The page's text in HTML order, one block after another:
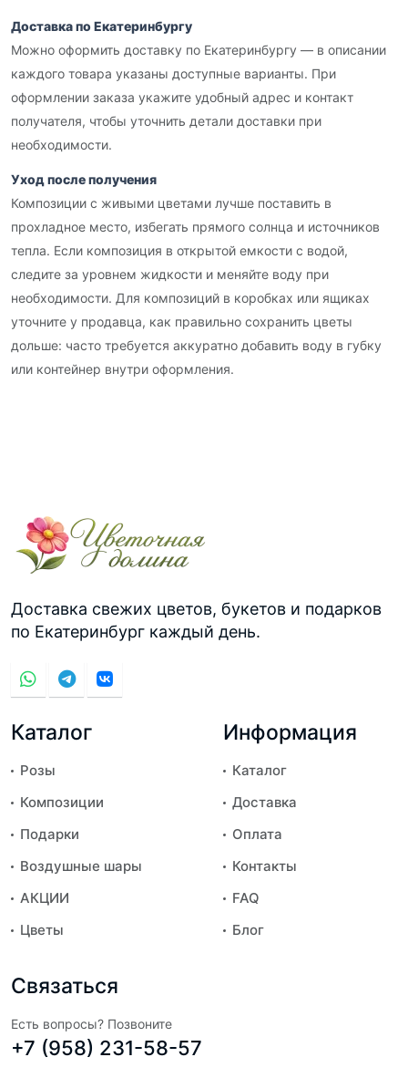
Доставка по Екатеринбургу
Можно оформить доставку по Екатеринбургу — в описании
каждого товара указаны доступные варианты. При
оформлении заказа укажите удобный адрес и контакт
получателя, чтобы уточнить детали доставки при
необходимости.
Уход после получения
Композиции с живыми цветами лучше поставить в
прохладное место, избегать прямого солнца и источников
тепла. Если композиция в открытой емкости с водой,
следите за уровнем жидкости и меняйте воду при
необходимости. Для композиций в коробках или ящиках
уточните у продавца, как правильно сохранить цветы
дольше: часто требуется аккуратно добавить воду в губку
или контейнер внутри оформления.
Доставка свежих цветов, букетов и подарков
по Екатеринбург каждый день.
Каталог
Розы
Композиции
Подарки
Воздушные шары
АКЦИИ
Цветы
Информация
Каталог
Доставка
Оплата
Контакты
FAQ
Блог
Связаться
Есть вопросы? Позвоните
+7 (958) 231-58-57